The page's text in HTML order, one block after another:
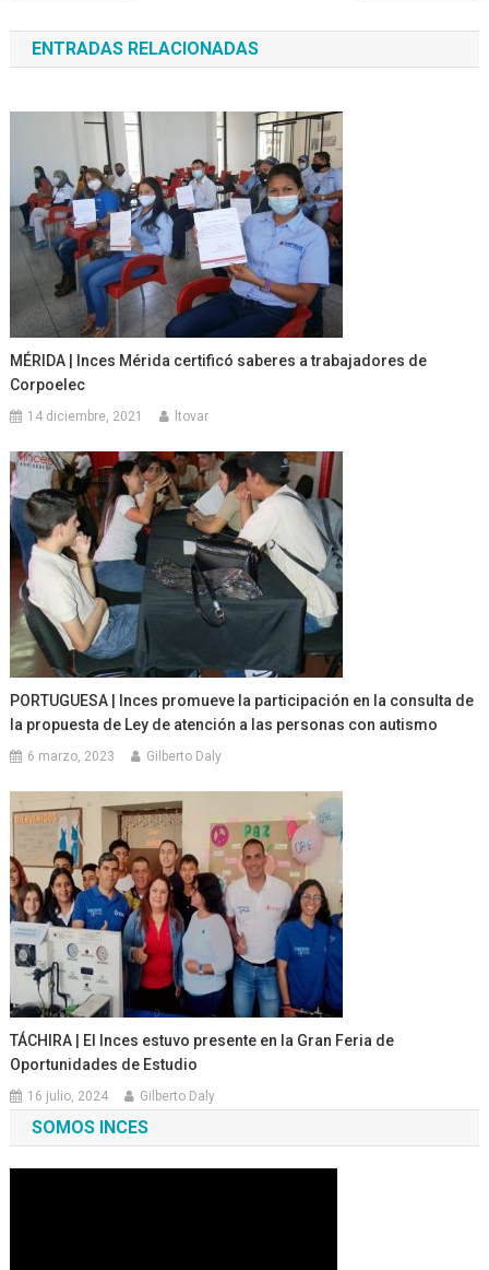
de
entradas
ENTRADAS RELACIONADAS
MÉRIDA | Inces Mérida certificó saberes a trabajadores de
Corpoelec
14 diciembre, 2021 ltovar
PORTUGUESA | Inces promueve la participación en la consulta de
la propuesta de Ley de atención a las personas con autismo
6 marzo, 2023 Gilberto Daly
TÁCHIRA | El Inces estuvo presente en la Gran Feria de
Oportunidades de Estudio
16 julio, 2024 Gilberto Daly
SOMOS INCES